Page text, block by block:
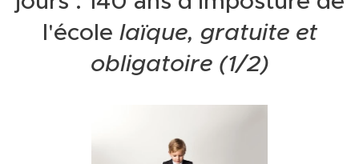
l'école laïque, gratuite et
obligatoire (1/2)